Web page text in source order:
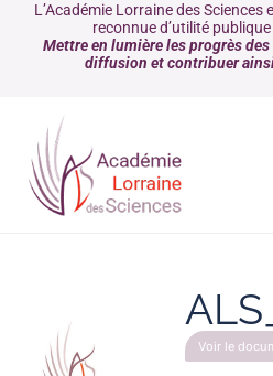
L’Académie Lorraine des
reconnue d’utilité
Mettre en lumière les progrès
diffusion et contribuer
Voir le